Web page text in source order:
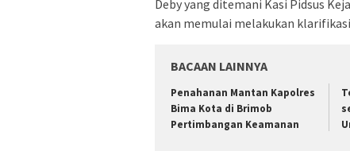
Deby yang ditemani Kasi Pidsus
akan memulai melakukan
BACAAN LAINNYA
Penahanan Mantan Kapolres
Bima Kota di Brimob
Pertimbangan Keamanan